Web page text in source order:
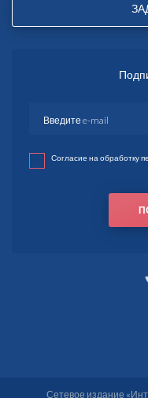
Согласие на обработку
Сетевое издание